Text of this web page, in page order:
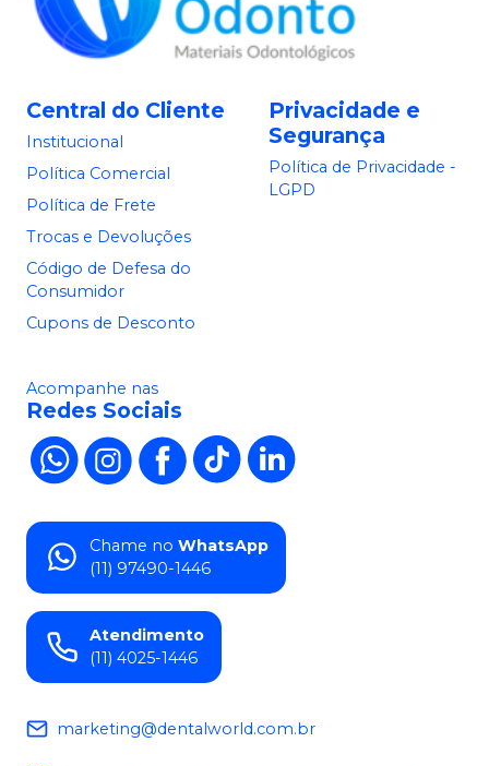
Central do Cliente
Institucional
Política Comercial
Política de Frete
Trocas e Devoluções
Código de Defesa do
Consumidor
Cupons de Desconto
Privacidade e
Segurança
Política de Privacidade -
LGPD
Acompanhe nas
Redes Sociais
Chame no WhatsApp
(11) 97490-1446
Atendimento
(11) 4025-1446
marketing@dentalworld.com.br